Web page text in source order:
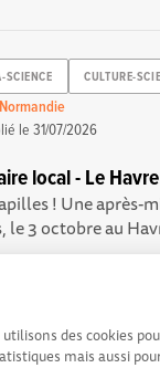
utilisons des cookies
mais aussi
SCIENCE CULTURE-
le31/07/2026
local - Le Havre
! Une après-
le 3 octobre au